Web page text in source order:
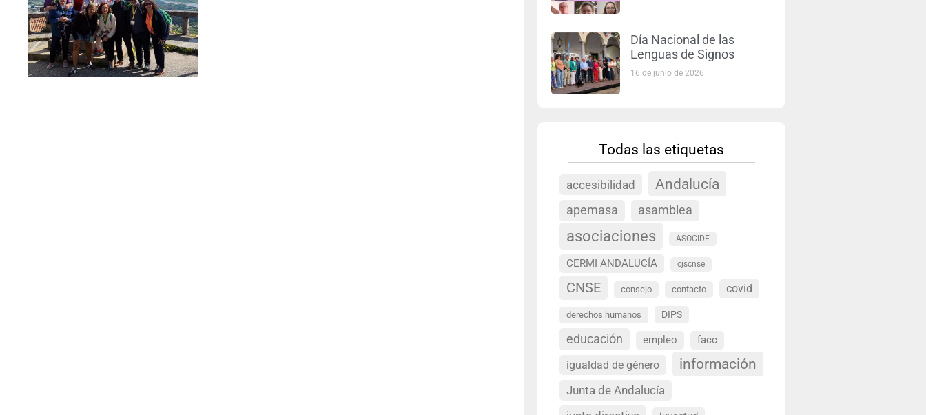
Día Nacional de las
Lenguas de Signos
16 de junio de 2026
Todas las etiquetas
accesibilidad Andalucía
apemasa asamblea
asociaciones ASOCIDE
CERMI ANDALUCÍA cjscnse
CNSE consejo contacto covid
derechos humanos DIPS
educación empleo facc
igualdad de género información
Junta de Andalucía